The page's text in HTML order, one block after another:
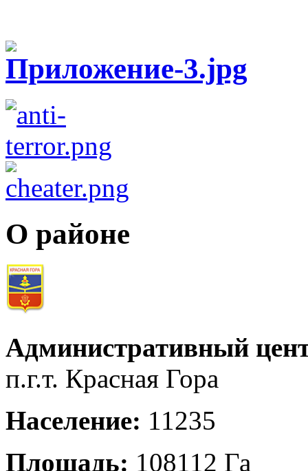
О районе
Административный
п.г.т. Красная Гора
Население: 11235
Площадь: 108112 Га